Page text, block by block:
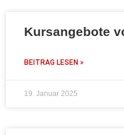
Kursangebote
BEITRAG LESEN »
19. Januar 2025